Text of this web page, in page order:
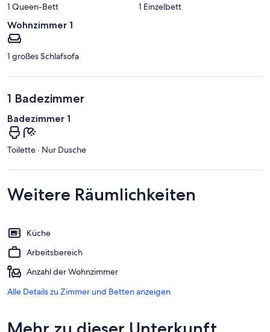
1 Queen-Bett 1 Einzelbett
Wohnzimmer 1
1 großes Schlafsofa
1 Badezimmer
Badezimmer 1
Toilette · Nur Dusche
Weitere Räumlichkeiten
Küche
Arbeitsbereich
Anzahl der Wohnzimmer
Alle Details zu Zimmer und Betten anzeigen